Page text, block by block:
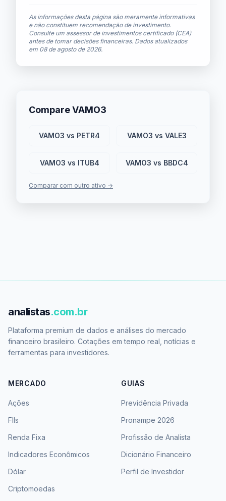
As informações desta página são meramente informativas
e não constituem recomendação de investimento.
Consulte um assessor de investimentos certificado (CEA)
antes de tomar decisões financeiras. Dados atualizados
em 08 de agosto de 2026.
Compare VAMO3
VAMO3 vs PETR4 VAMO3 vs VALE3
VAMO3 vs ITUB4 VAMO3 vs BBDC4
Comparar com outro ativo →
analistas.com.br
Plataforma premium de dados e análises do mercado
financeiro brasileiro. Cotações em tempo real, notícias e
ferramentas para investidores.
MERCADO
Ações
FIIs
Renda Fixa
Indicadores Econômicos
Dólar
Criptomoedas
GUIAS
Previdência Privada
Pronampe 2026
Profissão de Analista
Dicionário Financeiro
Perfil de Investidor